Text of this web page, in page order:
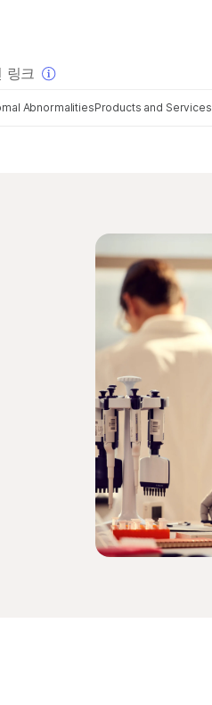
링크
AbnormalitiesProducts and Services
하실 수 있습니다. 주요
임상 종양학 연구